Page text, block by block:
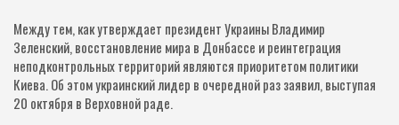
Между тем, как утверждает президент Украины Владимир
Зеленский, восстановление мира в Донбассе и реинтеграция
неподконтрольных территорий являются приоритетом политики
Киева. Об этом украинский лидер в очередной раз заявил, выступая
20 октября в Верховной раде.